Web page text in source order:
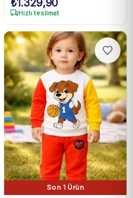
₺1.329,90
Hızlı teslimat
Son 1 Ürün